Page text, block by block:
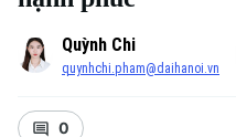
Quỳnh Chi
quynhchi.pham@daihanoi.vn
0